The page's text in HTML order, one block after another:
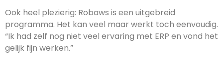
Ook heel plezierig: Robaws is een uitgebreid
programma. Het kan veel maar werkt toch eenvoudig.
“Ik had zelf nog niet veel ervaring met ERP en vond het
gelijk fijn werken.”